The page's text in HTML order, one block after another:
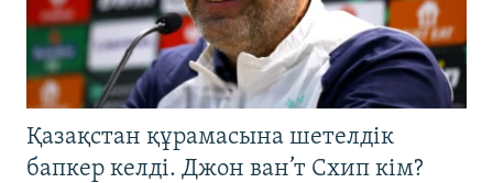
Қазақстан құрамасына шетелдік
бапкер келді. Джон ван’т Схип кім?